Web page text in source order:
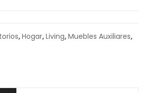
,Hogar,Living,Muebles Auxiliares,